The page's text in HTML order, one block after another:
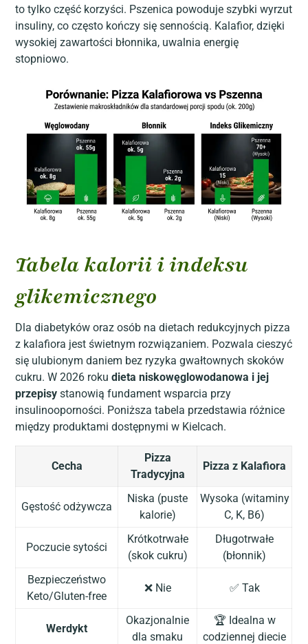
to tylko część korzyści. Pszenica powoduje szybki wyrzut
insuliny, co często kończy się sennością. Kalafior, dzięki
wysokiej zawartości błonnika, uwalnia energię
stopniowo.
Tabela kalorii i indeksu
glikemicznego
Dla diabetyków oraz osób na dietach redukcyjnych pizza
z kalafiora jest świetnym rozwiązaniem. Pozwala cieszyć
się ulubionym daniem bez ryzyka gwałtownych skoków
cukru. W 2026 rokudieta niskowęglowodanowa i jej
przepisy stanowią fundament wsparcia przy
insulinooporności. Poniższa tabela przedstawia różnice
między produktami dostępnymi w Kielcach.
Cecha
Pizza
Tradycyjna
Pizza z Kalafiora
Gęstość odżywcza
Niska (puste
kalorie)
Wysoka (witaminy
C, K, B6)
Poczucie sytości
Krótkotrwałe
(skok cukru)
Długotrwałe
(błonnik)
Bezpieczeństwo
Keto/Gluten-free
❌ Nie ✅ Tak
Werdykt
Okazjonalnie
dla smaku
🏆 Idealna w
codziennej diecie